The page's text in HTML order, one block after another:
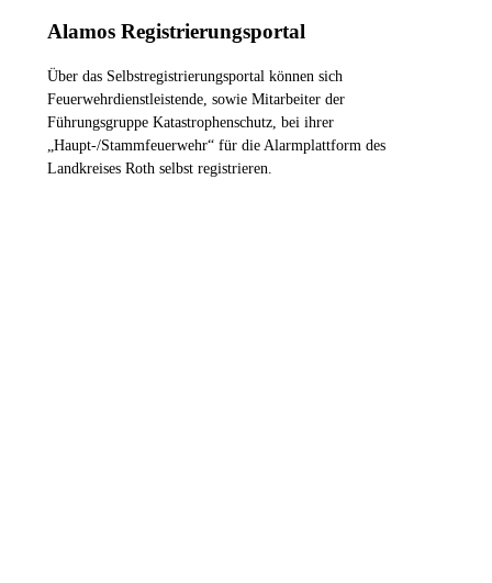
Alamos Registrierungsportal
Über das Selbstregistrierungsportal können sich
Feuerwehrdienstleistende, sowie Mitarbeiter der
Führungsgruppe Katastrophenschutz, bei ihrer
„Haupt-/Stammfeuerwehr“ für die Alarmplattform des
Landkreises Roth selbst registrieren.